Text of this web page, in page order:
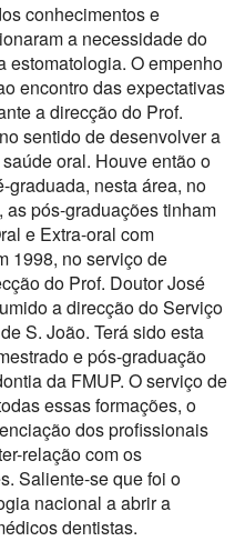
conhecimentos e
a necessidade do
estomatologia. O empenho
encontro das expectativas
a direcção do Prof.
sentido de desenvolver a
oral. Houve então o
graduada, nesta área, no
pós-graduações tinham
e Extra-oral com
1998, no serviço de
do Prof. Doutor José
a direcção do Serviço
S. João. Terá sido esta
e pós-graduação
da FMUP. O serviço de
essas formações, o
dos profissionais
relação com os
Saliente-se que foi o
nacional a abrir a
dentistas.